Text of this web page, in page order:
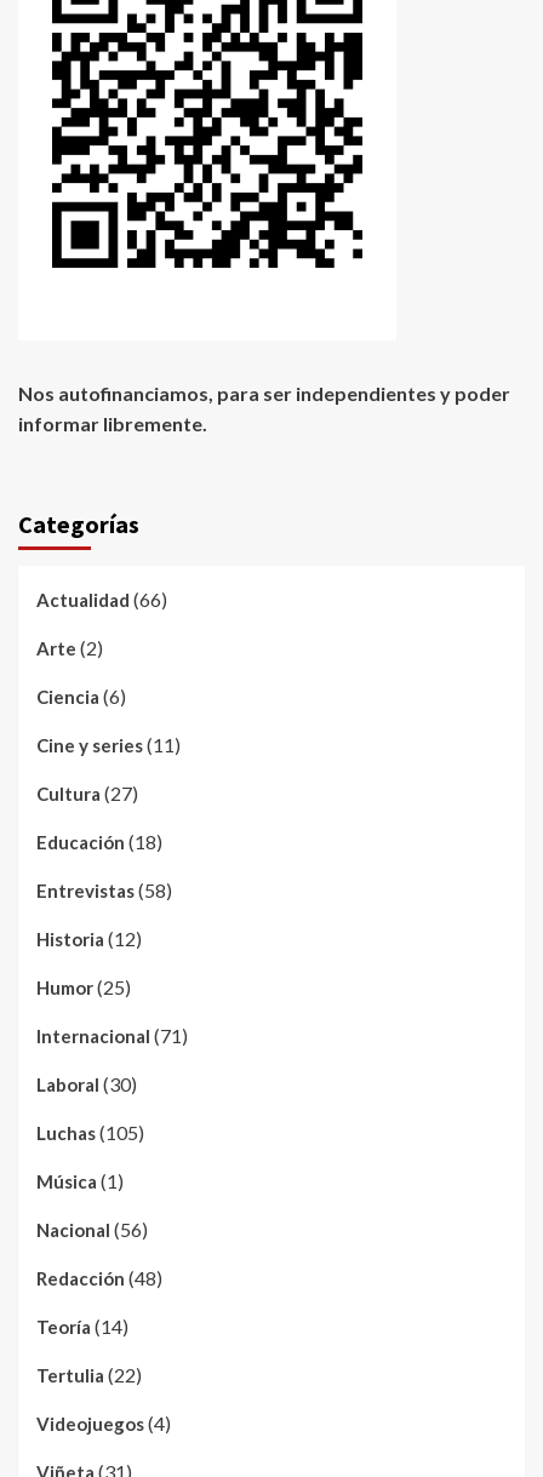
Nos autofinanciamos, para ser independientes y poder
informar libremente.
Categorías
Actualidad (66)
Arte (2)
Ciencia (6)
Cine y series(11)
Cultura (27)
Educación (18)
Entrevistas(58)
Historia (12)
Humor(25)
Internacional (71)
Laboral (30)
Luchas(105)
Música (1)
Nacional (56)
Redacción (48)
Teoría (14)
Tertulia (22)
Videojuegos(4)
Viñeta (31)